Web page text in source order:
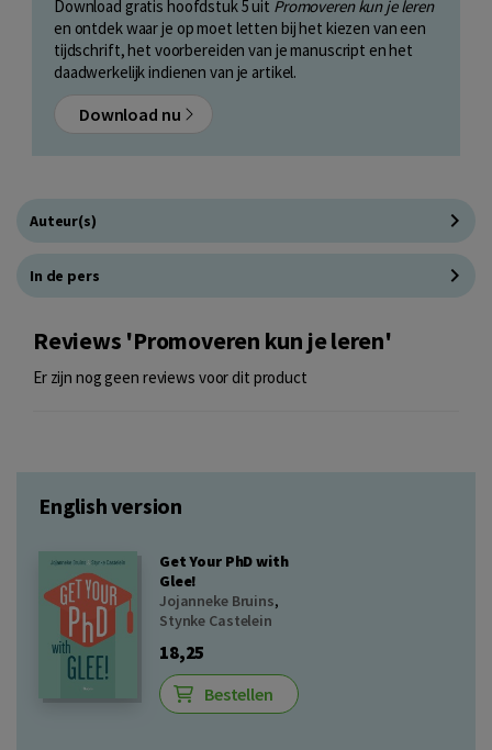
Download gratis hoofdstuk 5 uit Promoveren kun je leren
en ontdek waar je op moet letten bij het kiezen van een
tijdschrift, het voorbereiden van je manuscript en het
daadwerkelijk indienen van je artikel.
Download nu
Auteur(s)
In de pers
Reviews 'Promoveren kun je leren'
Er zijn nog geen reviews voor dit product
English version
Get Your PhD with
Glee!
Jojanneke Bruins,
Stynke Castelein
18,25
Bestellen